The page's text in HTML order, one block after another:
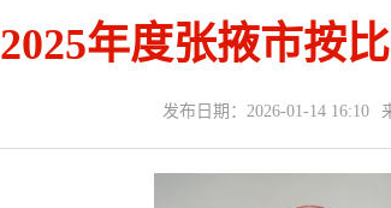
2025年度张掖市按
发布日期：2026-01-14 16:10